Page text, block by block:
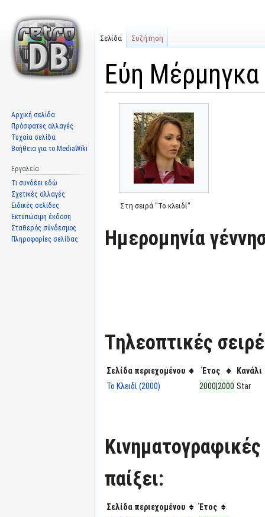
Εύη Μέρμηγκα
πλοήγηση
αναζήτηση
Στη σειρά "Το κλειδί"
Ημερομηνία
Τηλεοπτικές
Σελίδα περιεχομένου Έτος
Κανάλι
Το Κλειδί (2000)
2000|2000 Star
Κινηματογραφικές
παίξει:
Σελίδα περιεχομένου
Έτος
Σελίδα Συζήτηση
Αρχική σελίδα
Πρόσφατες αλλαγές
Τυχαία σελίδα
Βοήθεια για το MediaWiki
Εργαλεία
Τι συνδέει εδώ
Σχετικές αλλαγές
Ειδικές σελίδες
Εκτυπώσιμη έκδοση
Σταθερός σύνδεσμος
Πληροφορίες σελίδας